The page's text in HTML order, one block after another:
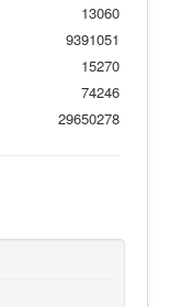
13060
9391051
15270
74246
29650278